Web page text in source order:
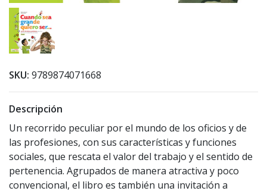
SKU: 9789874071668
Descripción
Un recorrido peculiar por el mundo de los oficios y de
las profesiones, con sus características y funciones
sociales, que rescata el valor del trabajo y el sentido de
pertenencia. Agrupados de manera atractiva y poco
convencional, el libro es también una invitación a